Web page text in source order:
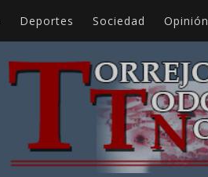
Deportes Sociedad Opinión